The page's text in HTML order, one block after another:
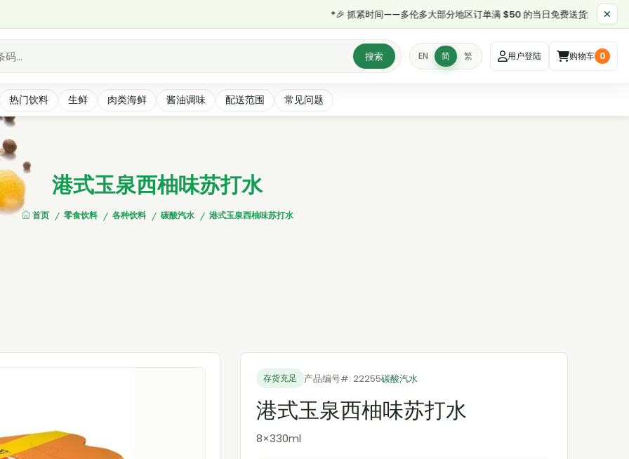
*🎉 抓紧时间——多伦多大部分地区订单满 $50 的当日免费送货服务将于早上
搜索 EN 简 繁 用户登陆 购物车 0
热门饮料 生鲜 肉类海鲜 酱油调味 配送范围 常见问题
港式玉泉西柚味苏打水
首页 零食饮料 各种饮料 碳酸汽水 港式玉泉西柚味苏打水
存货充足 产品编号#: 22255碳酸汽水
港式玉泉西柚味苏打水
8×330ml